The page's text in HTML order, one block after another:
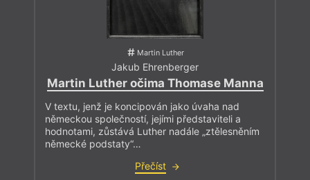
Martin Luther
Jakub Ehrenberger
Martin Luther očima Thomase Manna
V textu, jenž je koncipován jako úvaha nad
německou společností, jejími představiteli a
hodnotami, zůstává Luther nadále „ztělesněním
německé podstaty“…
Přečíst